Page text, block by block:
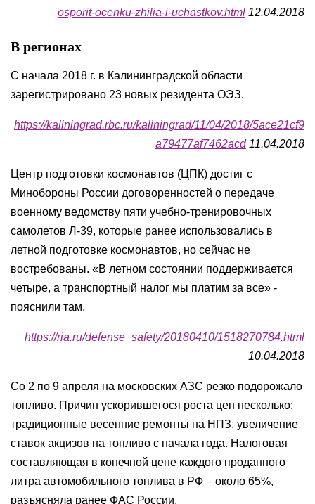
osporit-ocenku-zhilia-i-uchastkov.html 12.04.2018
В регионах
С начала 2018 г. в Калининградской области
зарегистрировано 23 новых резидента ОЭЗ.
https://kaliningrad.rbc.ru/kaliningrad/11/04/2018/5ace21cf9
a79477af7462acd11.04.2018
Центр подготовки космонавтов (ЦПК) достиг с
Минобороны России договоренностей о передаче
военному ведомству пяти учебно-тренировочных
самолетов Л-39, которые ранее использовались в
летной подготовке космонавтов, но сейчас не
востребованы. «В летном состоянии поддерживается
четыре, а транспортный налог мы платим за все» -
пояснили там.
https://ria.ru/defense_safety/20180410/1518270784.html
10.04.2018
Со 2 по 9 апреля на московских АЗС резко подорожало
топливо. Причин ускорившегося роста цен несколько:
традиционные весенние ремонты на НПЗ, увеличение
ставок акцизов на топливо с начала года. Налоговая
составляющая в конечной цене каждого проданного
литра автомобильного топлива в РФ – около 65%,
разъясняла ранее ФАС России.